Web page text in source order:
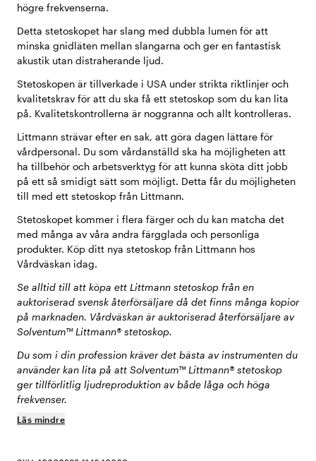
högre frekvenserna.
Detta stetoskopet har slang med dubbla lumen för att
minska gnidläten mellan slangarna och ger en fantastisk
akustik utan distraherande ljud.
Stetoskopen är tillverkade i USA under strikta riktlinjer och
kvalitetskrav för att du ska få ett stetoskop som du kan lita
på. Kvalitetskontrollerna är noggranna och allt kontrolleras.
Littmann strävar efter en sak, att göra dagen lättare för
vårdpersonal. Du som vårdanställd ska ha möjligheten att
ha tillbehör och arbetsverktyg för att kunna sköta ditt jobb
på ett så smidigt sätt som möjligt. Detta får du möjligheten
till med ett stetoskop från Littmann.
Stetoskopet kommer i flera färger och du kan matcha det
med många av våra andra färgglada och personliga
produkter. Köp ditt nya stetoskop från Littmann hos
Vårdväskan idag.
Se alltid till att köpa ett Littmann stetoskop från en
auktoriserad svensk återförsäljare då det finns många kopior
på marknaden. Vårdväskan är auktoriserad återförsäljare av
Solventum™ Littmann® stetoskop.
Du som i din profession kräver det bästa av instrumenten du
använder kan lita på att Solventum™ Littmann® stetoskop
ger tillförlitlig ljudreproduktion av både låga och höga
frekvenser.
Läs mindre